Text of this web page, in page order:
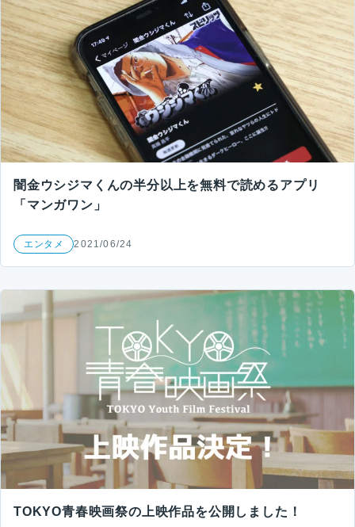
闇金ウシジマくんの半分以上を無料で読めるアプリ
「マンガワン」
エンタメ 2021/06/24
TOKYO青春映画祭の上映作品を公開しました！